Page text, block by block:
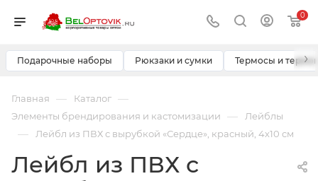
0
Подарочные наборы Рюкзаки и сумки Термосы и ›
Главная — Каталог —
Элементы брендирования и кастомизации — Лейблы
— Лейбл из ПВХ с вырубкой «Сердце», красный, 4х10 см
Лейбл из ПВХ с